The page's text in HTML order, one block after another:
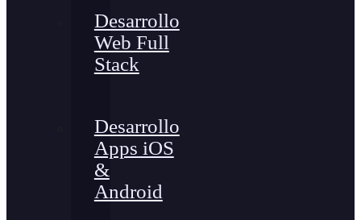
Desarrollo
Web Full
Stack
Desarrollo
Apps iOS
&
Android